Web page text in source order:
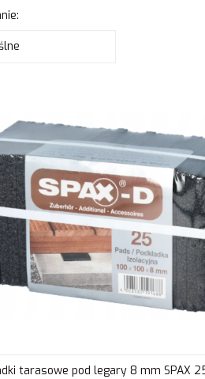
tarasowe pod legary 8 mm SPAX